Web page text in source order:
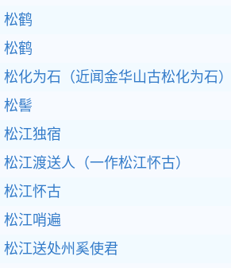
松鹤
松鹤
松化为石（近闻金华山古松化为石）
松髻
松江独宿
松江渡送人（一作松江怀古）
松江怀古
松江哨遍
松江送处州奚使君